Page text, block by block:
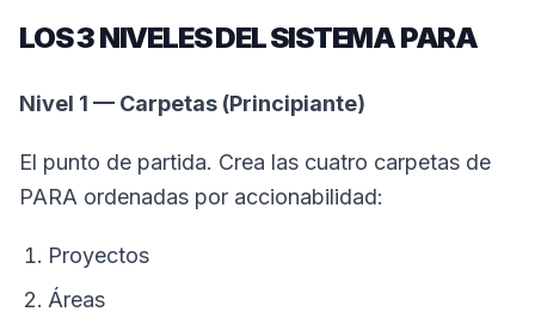
LOS 3 NIVELES DEL SISTEMA PARA
Nivel 1 — Carpetas (Principiante)
El punto de partida. Crea las cuatro carpetas de
PARA ordenadas por accionabilidad:
Proyectos
Áreas